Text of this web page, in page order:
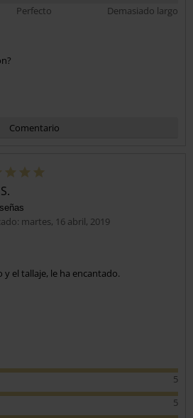
Perfecto Demasiado largo
Comentario
martes, 16 abril, 2019
el tallaje, le ha encantado.
5
5